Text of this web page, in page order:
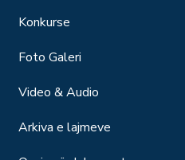
Konkurse
Foto Galeri
Video & Audio
Arkiva e lajmeve